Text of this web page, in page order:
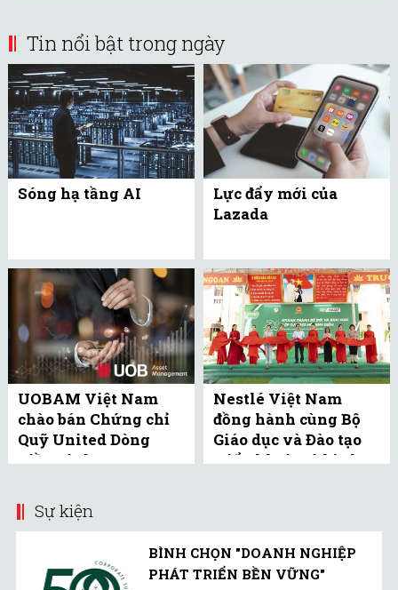
Tin nổi bật trong ngày
Sóng hạ tầng AI
Lực đẩy mới của
Lazada
UOBAM Việt Nam
chào bán Chứng chỉ
Quỹ United Dòng
Tiền Linh Hoạt
Nestlé Việt Nam
đồng hành cùng Bộ
Giáo dục và Đào tạo
triển khai mô hình
Sự kiện
BÌNH CHỌN "DOANH NGHIỆP
PHÁT TRIỂN BỀN VỮNG"